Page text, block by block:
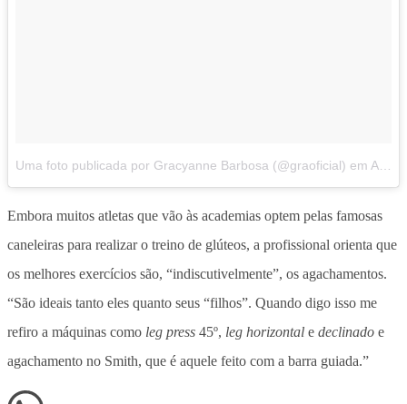
Uma foto publicada por Gracyanne Barbosa (@graoficial) em Ago 30, 2016 às 6:00 PDT
Embora muitos atletas que vão às academias optem pelas famosas
caneleiras para realizar o treino de glúteos, a profissional orienta que
os melhores exercícios são, “indiscutivelmente”, os agachamentos.
“São ideais tanto eles quanto seus “filhos”. Quando digo isso me
refiro a máquinas como leg press 45º, leg horizontal e declinado e
agachamento no Smith, que é aquele feito com a barra guiada.”